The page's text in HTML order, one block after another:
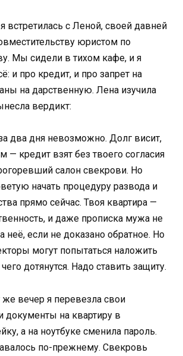
встретилась с Леной, своей давней
юристом по
Мы сидели в тихом кафе, и я
и про кредит, и про запрет на
на дарственную. Лена изучила
вердикт:
два дня невозможно. Долг висит,
— кредит взят без твоего согласия
салон свекрови. Но
начать процедуру развода и
прямо сейчас. Твоя квартира —
и даже прописка мужа не
неё, если не доказано обратное. Но
могут попытаться наложить
дотянутся. Надо ставить защиту.
же вечер я перевезла свои
документы на квартиру в
а на ноутбуке сменила пароль.
по-прежнему. Свекровь